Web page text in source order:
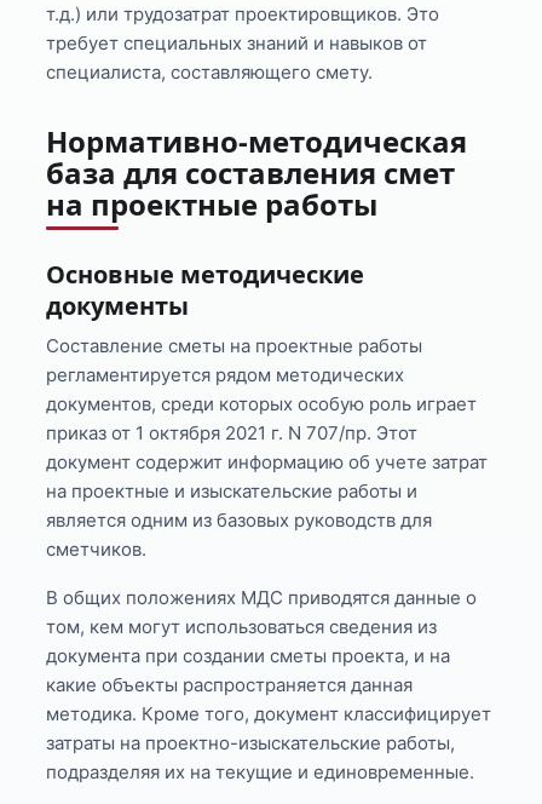
т.д.) или трудозатрат проектировщиков. Это
требует специальных знаний и навыков от
специалиста, составляющего смету.
Нормативно-методическая
база для составления смет
на проектные работы
Основные методические
документы
Составление сметы на проектные работы
регламентируется рядом методических
документов, среди которых особую роль играет
приказ от 1 октября 2021 г. N 707/пр. Этот
документ содержит информацию об учете затрат
на проектные и изыскательские работы и
является одним из базовых руководств для
сметчиков.
В общих положениях МДС приводятся данные о
том, кем могут использоваться сведения из
документа при создании сметы проекта, и на
какие объекты распространяется данная
методика. Кроме того, документ классифицирует
затраты на проектно-изыскательские работы,
подразделяя их на текущие и единовременные.